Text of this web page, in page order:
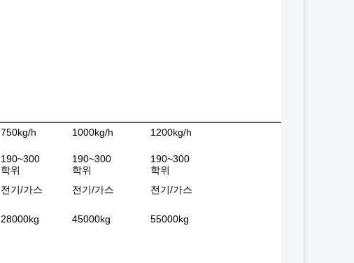
750kg/h 1000kg/h 1200kg/h
190~300
학위
190~300
학위
190~300
학위
전기/가스 전기/가스 전기/가스
28000kg 45000kg 55000kg